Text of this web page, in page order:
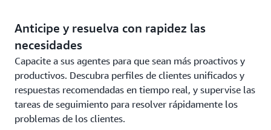
Anticipe y resuelva con rapidez las
necesidades
Capacite a sus agentes para que sean más proactivos y
productivos. Descubra perfiles de clientes unificados y
respuestas recomendadas en tiempo real, y supervise las
tareas de seguimiento para resolver rápidamente los
problemas de los clientes.